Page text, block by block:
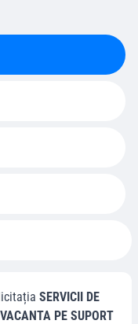
SERVICII DE
PE SUPORT